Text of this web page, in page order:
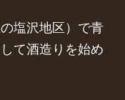
塩沢地区）で青
て酒造りを始め